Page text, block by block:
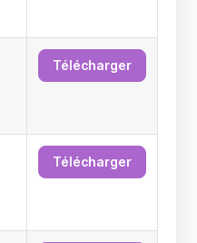
Télécharger
Télécharger